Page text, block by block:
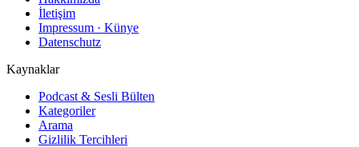
İletişim
Impressum · Künye
Datenschutz
Kaynaklar
Podcast & Sesli Bülten
Kategoriler
Arama
Gizlilik Tercihleri